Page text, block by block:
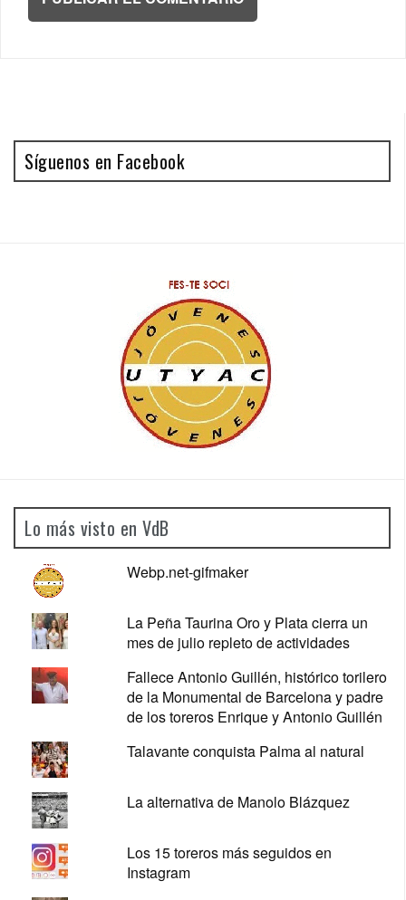
Síguenos en Facebook
Lo más visto en VdB
Webp.net-gifmaker
La Peña Taurina Oro y Plata cierra un
mes de julio repleto de actividades
Fallece Antonio Guillén, histórico torilero
de la Monumental de Barcelona y padre
de los toreros Enrique y Antonio Guillén
Talavante conquista Palma al natural
La alternativa de Manolo Blázquez
Los 15 toreros más seguidos en
Instagram